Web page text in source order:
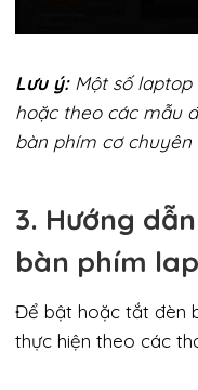
Lưu ý:Một số laptop
hoặc theo các mẫu
bàn phím cơ chuyên
3. Hướng
bàn phím
Để bật hoặc tắt đèn
thực hiện theo các